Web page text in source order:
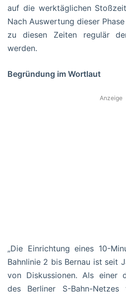
auf die werktäglichen
Nach Auswertung dieser
zu diesen Zeiten regulär
werden.
Begründung im Wortlaut
Anzeige
„Die Einrichtung eines 10-
Bahnlinie 2 bis Bernau ist seit
von Diskussionen. Als einer
des Berliner S-Bahn-